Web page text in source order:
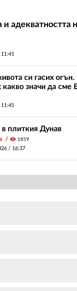
адекватността
11:45
си гасих
какво значи да
11:45
плиткия Дунав
visibility 1859
/ 16:37